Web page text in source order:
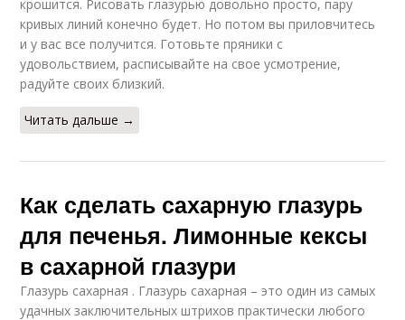
крошится. Рисовать глазурью довольно просто, пару
кривых линий конечно будет. Но потом вы приловчитесь
и у вас все получится. Готовьте пряники с
удовольствием, расписывайте на свое усмотрение,
радуйте своих близкий.
Читать дальше →
Как сделать сахарную глазурь
для печенья. Лимонные кексы
в сахарной глазури
Глазурь сахарная . Глазурь сахарная – это один из самых
удачных заключительных штрихов практически любого